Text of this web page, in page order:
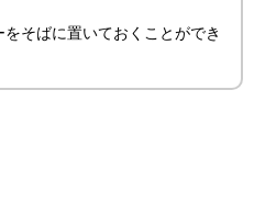
そばに置いておくことができ